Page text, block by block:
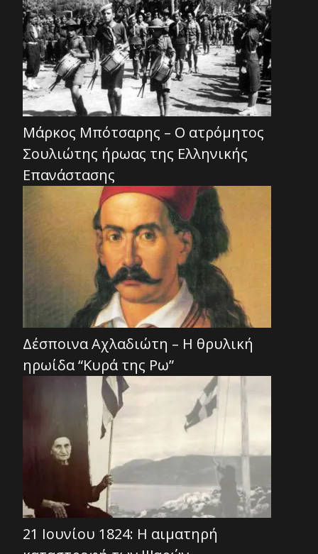
Μάρκος Μπότσαρης – Ο ατρόμητος
Σουλιώτης ήρωας της Ελληνικής
Επανάστασης
Δέσποινα Αχλαδιώτη – Η θρυλική
ηρωίδα “Κυρά της Ρω”
21 Ιουνίου 1824: Η αιματηρή